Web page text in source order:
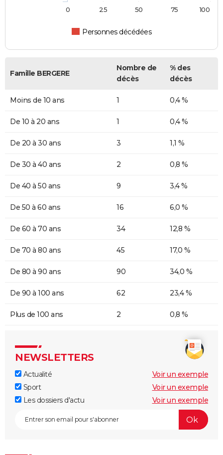
Personnes décédées
0 100
25 50 75
Famille BERGERE
Nombre de
décès
% des
décès
Moins de 10 ans 1 0,4 %
De 10 à 20 ans 1 0,4 %
De 20 à 30 ans 3 1,1 %
De 30 à 40 ans 2 0,8 %
De 40 à 50 ans 9 3,4 %
De 50 à 60 ans 16 6,0 %
De 60 à 70 ans 34 12,8 %
De 70 à 80 ans 45 17,0 %
De 80 à 90 ans 90 34,0 %
De 90 à 100 ans 62 23,4 %
Plus de 100 ans 2 0,8 %
NEWSLETTERS
Actualité
Voir un exemple
Sport
Voir un exemple
Les dossiers d'actu
Voir un exemple